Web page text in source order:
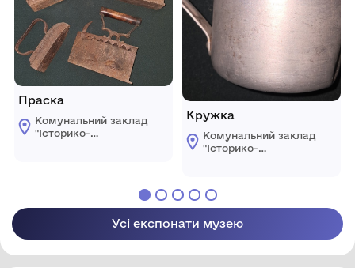
Праска
Комунальний заклад
"Історико-
Кружка
Комунальний заклад
"Історико-
Усі експонати музею